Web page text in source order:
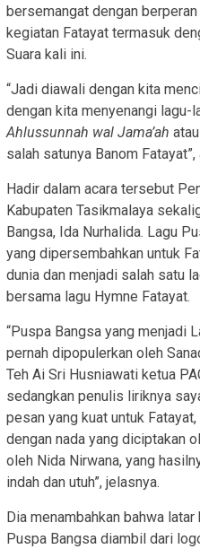
bersemangat dengan
kegiatan Fatayat termasuk
Suara kali ini.
“Jadi diawali dengan kita
dengan kita menyenangi lagu-
Ahlussunnah wal Jama’ah
salah satunya Banom Fatayat”,
Hadir dalam acara tersebut
Kabupaten Tasikmalaya
Bangsa, Ida Nurhalida. Lagu
yang dipersembahkan untuk
dunia dan menjadi salah satu
bersama lagu Hymne Fatayat.
“Puspa Bangsa yang menjadi
pernah dipopulerkan oleh
Teh Ai Sri Husniawati ketua
sedangkan penulis liriknya
pesan yang kuat untuk
dengan nada yang diciptakan
oleh Nida Nirwana, yang
indah dan utuh”, jelasnya.
Dia menambahkan bahwa
Puspa Bangsa diambil dari